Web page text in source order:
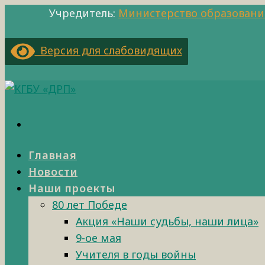
Учредитель: Министерство
Версия для слабовидящих
Главная
Новости
Наши проекты
80 лет Победе
Акция «Наши судьбы, наши лица»
9-ое мая
Учителя в годы войны